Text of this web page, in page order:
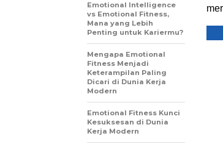
Emotional Intelligence
vs Emotional Fitness,
Mana yang Lebih
Penting untuk Kariermu?
Mengapa Emotional
Fitness Menjadi
Keterampilan Paling
Dicari di Dunia Kerja
Modern
Emotional Fitness Kunci
Kesuksesan di Dunia
Kerja Modern